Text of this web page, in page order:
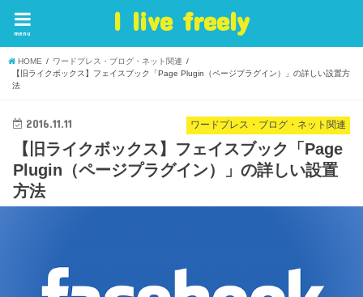
I live freely
menu
HOME
ワードプレス・ブログ・ネット関連
【旧ライクボックス】フェイスブック「Page Plugin（ページプラグイン）」の詳しい設置方
法
ワードプレス・ブログ・ネット関連
2016.11.11
【旧ライクボックス】フェイスブック「Page
Plugin（ページプラグイン）」の詳しい設置
方法